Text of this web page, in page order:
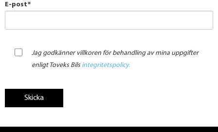
E-post*
Jag godkänner villkoren för behandling av mina uppgifter
enligt Toveks Bils integritetspolicy.